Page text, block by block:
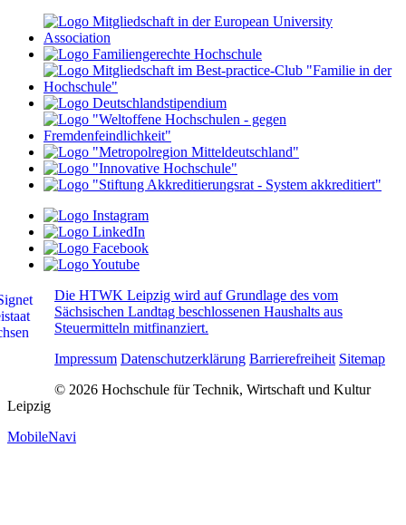
Die HTWK Leipzig wird auf Grundlage des vom
Sächsischen Landtag beschlossenen Haushalts aus
Steuermitteln mitfinanziert.
Impressum Datenschutzerklärung Barrierefreiheit Sitemap
© 2026 Hochschule für Technik, Wirtschaft und Kultur
Leipzig
MobileNavi